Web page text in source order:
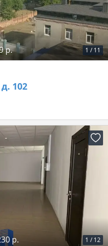
1 / 11
р.
102
1 / 12
р.